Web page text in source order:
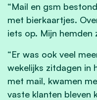
“Mail en gsm
met bierkaartjes.
iets op. Mijn hemden
“Er was ook veel
wekelijks zitdagen in
met mail, kwamen
vaste klanten bleven